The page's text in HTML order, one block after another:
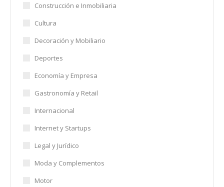
Construcción e Inmobiliaria
Cultura
Decoración y Mobiliario
Deportes
Economía y Empresa
Gastronomía y Retail
Internacional
Internet y Startups
Legal y Jurídico
Moda y Complementos
Motor